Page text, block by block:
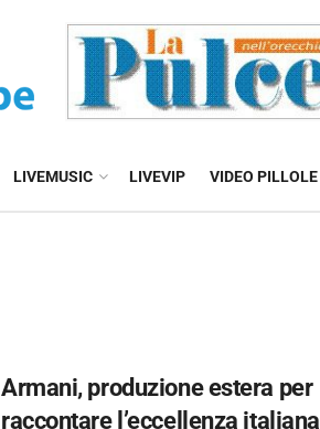
LIVEMUSIC LIVEVIP VIDEO PILLOLE
Armani, produzione estera per
raccontare l’eccellenza italiana